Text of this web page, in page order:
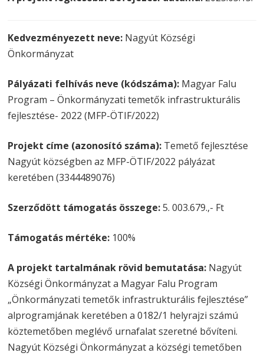
Kedvezményezett neve: Nagyút Községi
Önkormányzat
Pályázati felhívás neve (kódszáma): Magyar Falu
Program – Önkormányzati temetők infrastrukturális
fejlesztése- 2022 (MFP-ÖTIF/2022)
Projekt címe (azonosító száma): Temető fejlesztése
Nagyút községben az MFP-ÖTIF/2022 pályázat
keretében (3344489076)
Szerződött támogatás összege:5. 003.679.,- Ft
Támogatás mértéke: 100%
A projekt tartalmának rövid bemutatása: Nagyút
Községi Önkormányzat a Magyar Falu Program
„Önkormányzati temetők infrastrukturális fejlesztése”
alprogramjának keretében a 0182/1 helyrajzi számú
köztemetőben meglévő urnafalat szeretné bővíteni.
Nagyút Községi Önkormányzat a községi temetőben